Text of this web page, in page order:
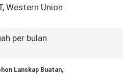
Western Union
per bulan
Lanskap Buatan,